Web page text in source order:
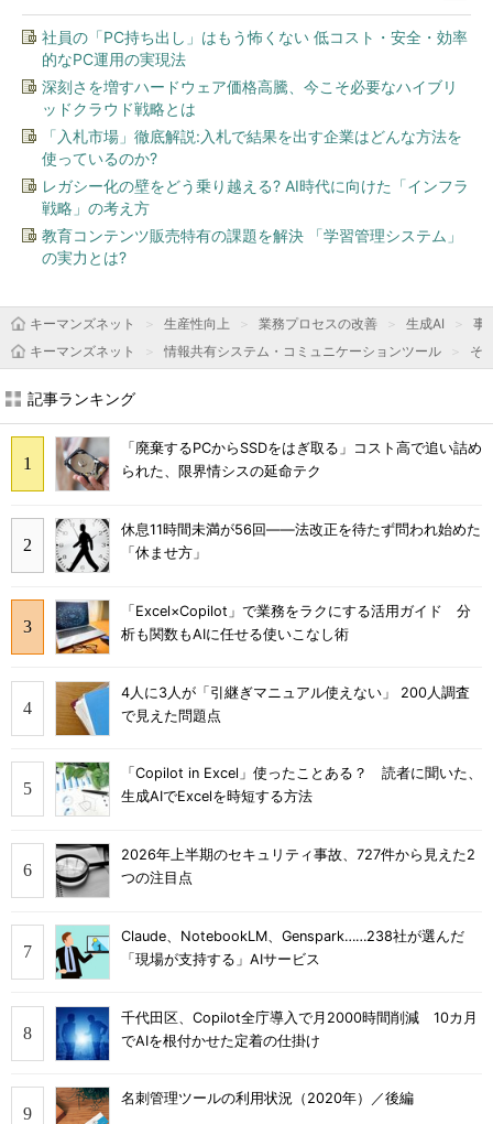
社員の「PC持ち出し」はもう怖くない 低コスト・安全・効率
的なPC運用の実現法
深刻さを増すハードウェア価格高騰、今こそ必要なハイブリ
ッドクラウド戦略とは
「入札市場」徹底解説:入札で結果を出す企業はどんな方法を
使っているのか?
レガシー化の壁をどう乗り越える? AI時代に向けた「インフラ
戦略」の考え方
教育コンテンツ販売特有の課題を解決 「学習管理システム」
の実力とは?
キーマンズネット 生産性向上 業務プロセスの改善 生成AI
事
キーマンズネット
情報共有システム・コミュニケーションツール そ
記事ランキング
「廃棄するPCからSSDをはぎ取る」コスト高で追い詰め
られた、限界情シスの延命テク
休息11時間未満が56回――法改正を待たず問われ始めた
「休ませ方」
「Excel×Copilot」で業務をラクにする活用ガイド 分
析も関数もAIに任せる使いこなし術
4人に3人が「引継ぎマニュアル使えない」 200人調査
で見えた問題点
「Copilot in Excel」使ったことある？ 読者に聞いた、
生成AIでExcelを時短する方法
2026年上半期のセキュリティ事故、727件から見えた2
つの注目点
Claude、NotebookLM、Genspark……238社が選んだ
「現場が支持する」AIサービス
千代田区、Copilot全庁導入で月2000時間削減 10カ月
でAIを根付かせた定着の仕掛け
名刺管理ツールの利用状況（2020年）／後編